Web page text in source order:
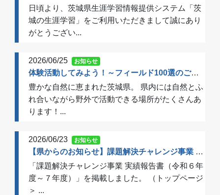
日頃より、茨城県生涯学習情報提供システム「茨
城の生涯学習」をご利用いただきまして誠にあり
がとうござい...
2026/06/25 お知らせ
体験活動してみよう！～フィールド100選のご案内～
豊かな自然に恵まれた茨城県。 県内には自然とふ
れ合いながら野外で活動できる場所がたくさんあ
ります！...
2026/06/23 お知らせ
【県からのお知らせ】課題解決チャレンジ事業 実績報告書（令和６年度～７年度）を掲載しました
「課題解決チャレンジ事業 実績報告書（令和６年
度～７年度）」を掲載しました。 （トップページ
＞ ...